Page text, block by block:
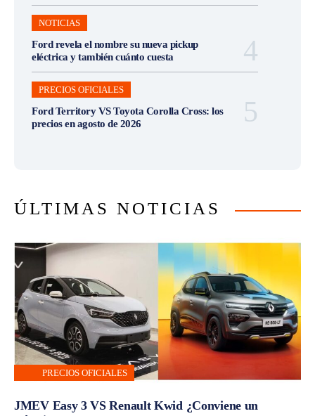
NOTICIAS
Ford revela el nombre su nueva pickup
eléctrica y también cuánto cuesta
PRECIOS OFICIALES
Ford Territory VS Toyota Corolla Cross: los
precios en agosto de 2026
ÚLTIMAS NOTICIAS
PRECIOS OFICIALES
JMEV Easy 3 VS Renault Kwid ¿Conviene un